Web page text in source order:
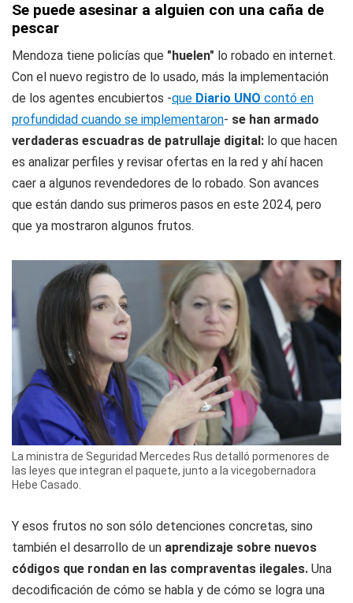
Se puede asesinar a alguien con una caña de
pescar
Mendoza tiene policías que "huelen" lo robado en internet.
Con el nuevo registro de lo usado, más la implementación
de los agentes encubiertos -que Diario UNO contó en
profundidad cuando se implementaron- se han armado
verdaderas escuadras de patrullaje digital: lo que hacen
es analizar perfiles y revisar ofertas en la red y ahí hacen
caer a algunos revendedores de lo robado. Son avances
que están dando sus primeros pasos en este 2024, pero
que ya mostraron algunos frutos.
La ministra de Seguridad Mercedes Rus detalló pormenores de
las leyes que integran el paquete, junto a la vicegobernadora
Hebe Casado.
Y esos frutos no son sólo detenciones concretas, sino
también el desarrollo de un aprendizaje sobre nuevos
códigos que rondan en las compraventas ilegales. Una
decodificación de cómo se habla y de cómo se logra una